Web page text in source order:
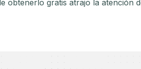
obtenerlo gratis atrajo la atención